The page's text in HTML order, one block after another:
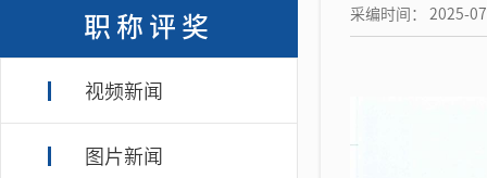
职称评奖
视频新闻
图片新闻
采编时间： 2025-